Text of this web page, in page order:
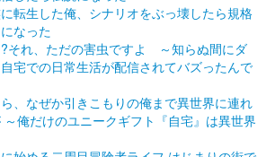
転生した俺、シナリオをぶっ壊したら規格
なった
それ、ただの害虫ですよ ～知らぬ間にダ
宅での日常生活が配信されてバズったんで
、なぜか引きこもりの俺まで異世界に連れ
俺だけのユニークギフト『自宅』は異世界